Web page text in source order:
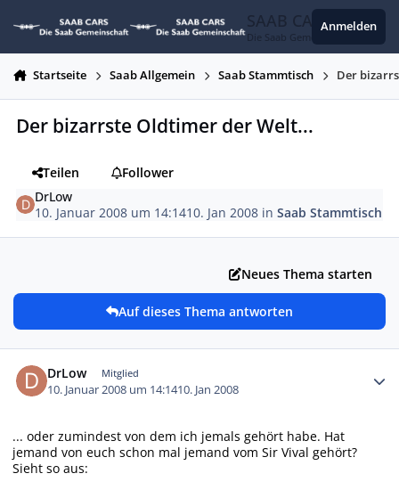
SAAB CARS
Die Saab Gemeinschaft
Anmelden
Startseite Saab Allgemein Saab Stammtisch Der
Der bizarrste Oldtimer der Welt...
Teilen
Follower
DrLow
10. Januar 2008 um 14:1410. Jan 2008 inSaab Stammtisch
Neues Thema starten
Auf dieses Thema antworten
DrLow Mitglied
10. Januar 2008 um 14:1410. Jan 2008
... oder zumindest von dem ich jemals gehört habe. Hat
jemand von euch schon mal jemand vom Sir Vival gehört?
Sieht so aus: